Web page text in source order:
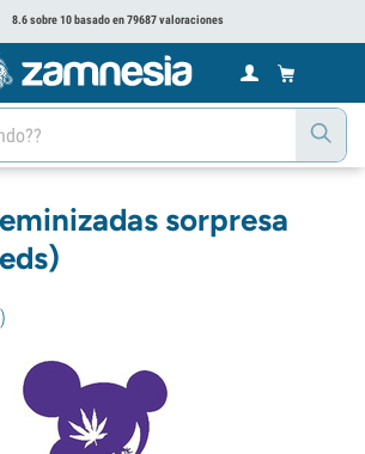
8.6 sobre 10 basado en 79687 valoraciones
sorpresa
)